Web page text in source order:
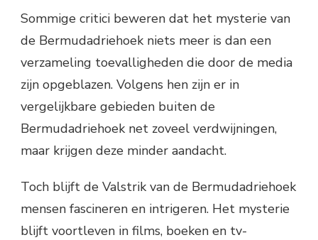
Sommige critici beweren dat het mysterie van
de Bermudadriehoek niets meer is dan een
verzameling toevalligheden die door de media
zijn opgeblazen. Volgens hen zijn er in
vergelijkbare gebieden buiten de
Bermudadriehoek net zoveel verdwijningen,
maar krijgen deze minder aandacht.
Toch blijft de Valstrik van de Bermudadriehoek
mensen fascineren en intrigeren. Het mysterie
blijft voortleven in films, boeken en tv-